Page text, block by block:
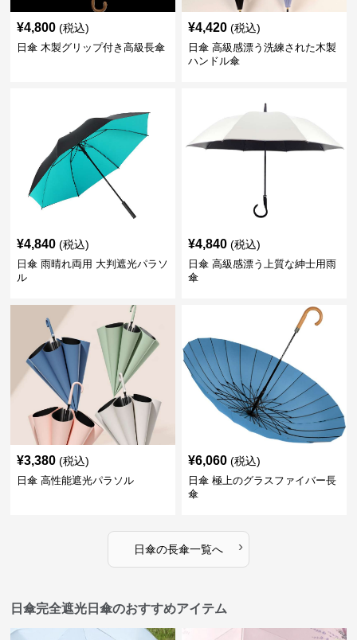
¥4,800 (税込)
日傘 木製グリップ付き高級長傘
¥4,420 (税込)
日傘 高級感漂う洗練された木製
ハンドル傘
¥4,840 (税込)
日傘 雨晴れ両用 大判遮光パラソ
ル
¥4,840 (税込)
日傘 高級感漂う上質な紳士用雨
傘
¥3,380 (税込)
日傘 高性能遮光パラソル
¥6,060 (税込)
日傘 極上のグラスファイバー長
傘
日傘の長傘一覧へ ›
日傘完全遮光日傘のおすすめアイテム